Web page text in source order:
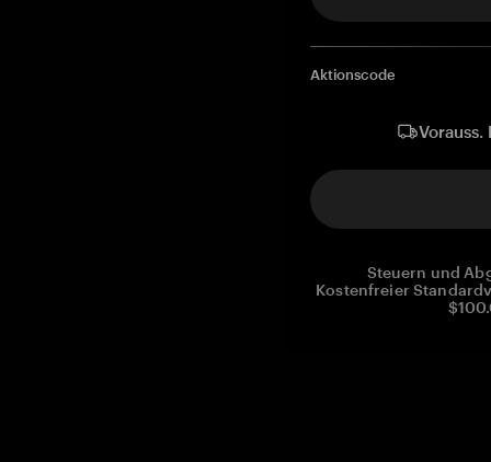
Aktionscode
Steuern und
Kostenfreier